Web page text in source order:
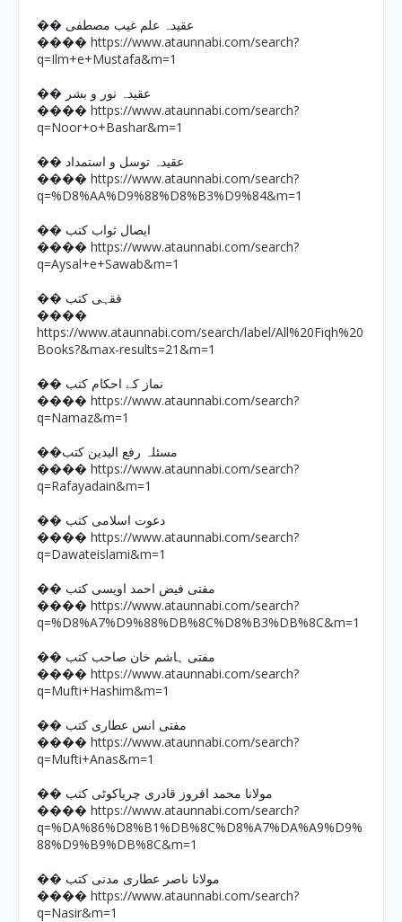
�� عقیدہ علم غیب مصطفی
���� https://www.ataunnabi.com/search?
q=Ilm+e+Mustafa&m=1
�� عقیدہ نور و بشر
���� https://www.ataunnabi.com/search?
q=Noor+o+Bashar&m=1
�� عقیدہ توسل و استمداد
���� https://www.ataunnabi.com/search?
q=%D8%AA%D9%88%D8%B3%D9%84&m=1
�� ایصال ثواب کتب
���� https://www.ataunnabi.com/search?
q=Aysal+e+Sawab&m=1
�� فقہی کتب
����
https://www.ataunnabi.com/search/label/All%20Fiqh%20
Books?&max-results=21&m=1
�� نماز کے احکام کتب
���� https://www.ataunnabi.com/search?
q=Namaz&m=1
��مسئلہ رفع الیدین کتب
���� https://www.ataunnabi.com/search?
q=Rafayadain&m=1
�� دعوت اسلامی کتب
���� https://www.ataunnabi.com/search?
q=Dawateislami&m=1
�� مفتی فیض احمد اویسی کتب
���� https://www.ataunnabi.com/search?
q=%D8%A7%D9%88%DB%8C%D8%B3%DB%8C&m=1
�� مفتی ہاشم خان صاحب کتب
���� https://www.ataunnabi.com/search?
q=Mufti+Hashim&m=1
�� مفتی انس عطاری کتب
���� https://www.ataunnabi.com/search?
q=Mufti+Anas&m=1
�� مولانا محمد افروز قادری چریاکوٹی کتب
���� https://www.ataunnabi.com/search?
q=%DA%86%D8%B1%DB%8C%D8%A7%DA%A9%D9%
88%D9%B9%DB%8C&m=1
�� مولانا ناصر عطاری مدنی کتب
���� https://www.ataunnabi.com/search?
q=Nasir&m=1